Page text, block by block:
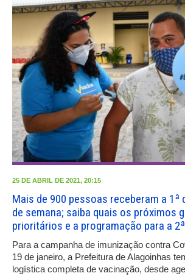
25 DE ABRIL DE 2021, 20:15
Mais de 900 pessoas receberam a 1ª
de semana; saiba quais os próximos
prioritários e a programação para a
Para a campanha de imunização contra
19 de janeiro, a Prefeitura de Alagoinhas
logística completa de vacinação, desde